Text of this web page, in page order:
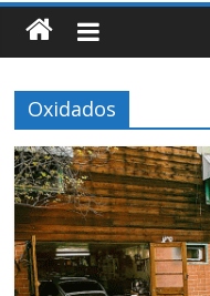
Oxidados